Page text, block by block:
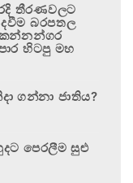
තීරණවලට
බරපතල
කන්නන්ගර
හිටපු මහ
ගන්නා ජාතිය?
පෙරලීම සුළු